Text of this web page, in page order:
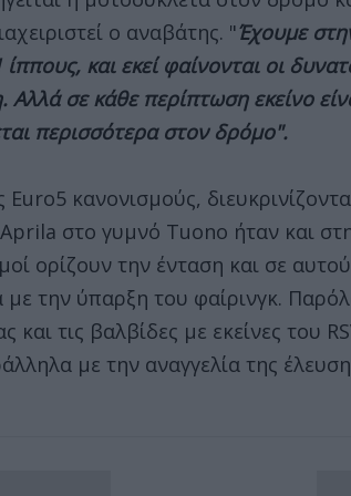
ο αναβάτης. "Έχουμε
και εκεί φαίνονται οι
σε κάθε περίπτωση εκείνο
περισσότερα στον δρόμο".
Euro5 κανονισμούς,
στο γυμνό Tuono ήταν και
ορίζουν την ένταση και σε
την ύπαρξη του φαίρινγκ.
και τις βαλβίδες με εκείνες του
με την αναγγελία της